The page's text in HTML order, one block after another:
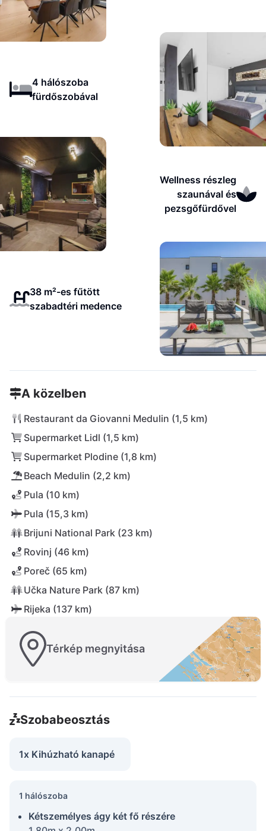
4 hálószoba
fürdőszobával
Wellness részleg
szaunával és
pezsgőfürdővel
38 m²-es fűtött
szabadtéri medence
A közelben
Restaurant da Giovanni Medulin (1,5 km)
Supermarket Lidl (1,5 km)
Supermarket Plodine (1,8 km)
Beach Medulin (2,2 km)
Pula (10 km)
Pula (15,3 km)
Brijuni National Park (23 km)
Rovinj (46 km)
Poreč (65 km)
Učka Nature Park (87 km)
Rijeka (137 km)
Térkép megnyitása
Szobabeosztás
1x Kihúzható kanapé
1 hálószoba
Kétszemélyes ágy két fő részére